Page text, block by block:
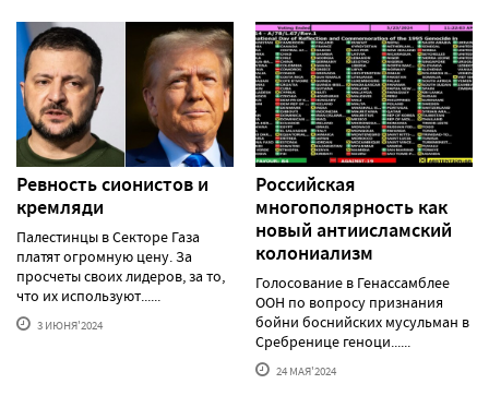
Ревность сионистов и
кремляди
Палестинцы в Секторе Газа
платят огромную цену. За
просчеты своих лидеров, за то,
что их используют......
3 ИЮНЯ'2024
Российская
многополярность как
новый антиисламский
колониализм
Голосование в Генассамблее
ООН по вопросу признания
бойни боснийских мусульман в
Сребренице геноци......
24 МАЯ'2024